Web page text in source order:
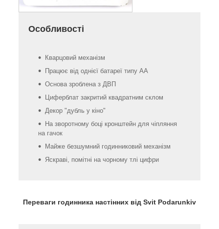
Особливості
Кварцовий механізм
Працює від однієї батареї типу AA
Основа зроблена з ДВП
Циферблат закритий квадратним склом
Декор "дубль у кіно"
На зворотному боці кронштейн для чіпляння
на гачок
Майже безшумний годинниковий механізм
Яскраві, помітні на чорному тлі цифри
Переваги годинника настінних від Svit Podarunkiv